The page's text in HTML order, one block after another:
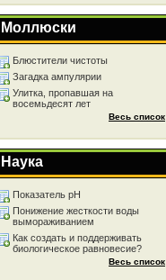
Моллюски
Блюстители чистоты
Загадка ампулярии
Улитка, пропавшая на
восемьдесят лет
Весь список
Наука
Показатель рН
Понижение жесткоcти воды
вымораживанием
Как создать и поддерживать
биологическое равновесие?
Весь список